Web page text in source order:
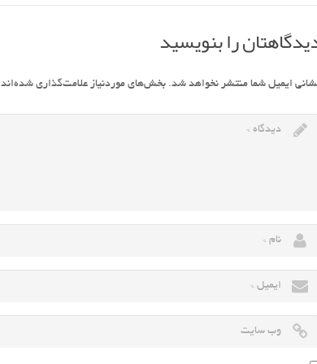
را بنویسید
ایمیل شما منتشر نخواهد شد. بخش‌های موردنیاز علامت‌گذاری شده‌اند